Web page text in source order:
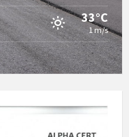
33°C
1 m/s